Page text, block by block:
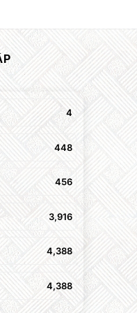
4
448
456
3,916
4,388
4,388